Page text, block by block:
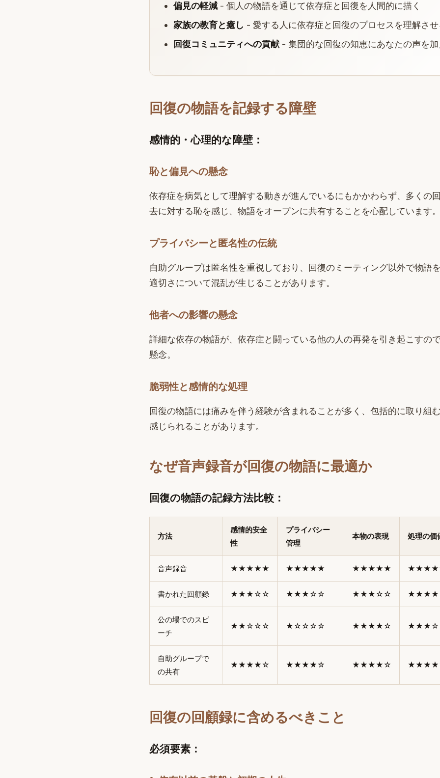
偏見の軽減 - 個人の物語を通じて依存症と回復を人間的に描く
家族の教育と癒し - 愛する人に依存症と回復のプロセスを理解さ
回復コミュニティへの貢献 - 集団的な回復の知恵にあなたの声を
回復の物語を記録する障壁
感情的・心理的な障壁：
恥と偏見への懸念
依存症を病気として理解する動きが進んでいるにもかかわらず、多くの
去に対する恥を感じ、物語をオープンに共有することを心配しています
プライバシーと匿名性の伝統
自助グループは匿名性を重視しており、回復のミーティング以外で物語
適切さについて混乱が生じることがあります。
他者への影響の懸念
詳細な依存の物語が、依存症と闘っている他の人の再発を引き起こすの
懸念。
脆弱性と感情的な処理
回復の物語には痛みを伴う経験が含まれることが多く、包括的に取り組
感じられることがあります。
なぜ音声録音が回復の物語に最適か
回復の物語の記録方法比較：
方法
感情的安全
性
プライバシー
管理
本物の表現 処理の価
音声録音 ★★★★★ ★★★★★ ★★★★★
書かれた回顧録 ★★★☆☆ ★★★☆☆ ★★★☆☆
公の場でのスピ
ーチ
★★☆☆☆ ★☆☆☆☆ ★★★★☆
自助グループで
の共有
★★★★☆ ★★★★☆ ★★★★☆
回復の回顧録に含めるべきこと
必須要素：